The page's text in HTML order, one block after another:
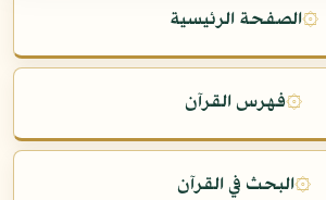
۞الصفحة الرئيسية
۞فهرس القرآن
۞البحث في القرآن